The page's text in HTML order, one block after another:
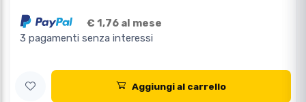
€ 1,76 al mese
3 pagamenti senza interessi
Aggiungi al carrello